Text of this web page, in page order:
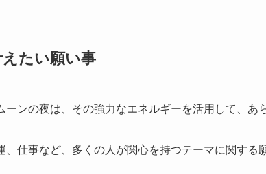
たい願い事
ーンの夜は、その強力なエネルギーを活用して、あ
、仕事など、多くの人が関心を持つテーマに関する